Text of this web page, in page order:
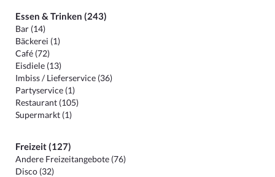
Essen & Trinken (243)
Bar (14)
Bäckerei (1)
Café (72)
Eisdiele (13)
Imbiss / Lieferservice (36)
Partyservice (1)
Restaurant (105)
Supermarkt (1)
Freizeit (127)
Andere Freizeitangebote (76)
Disco (32)